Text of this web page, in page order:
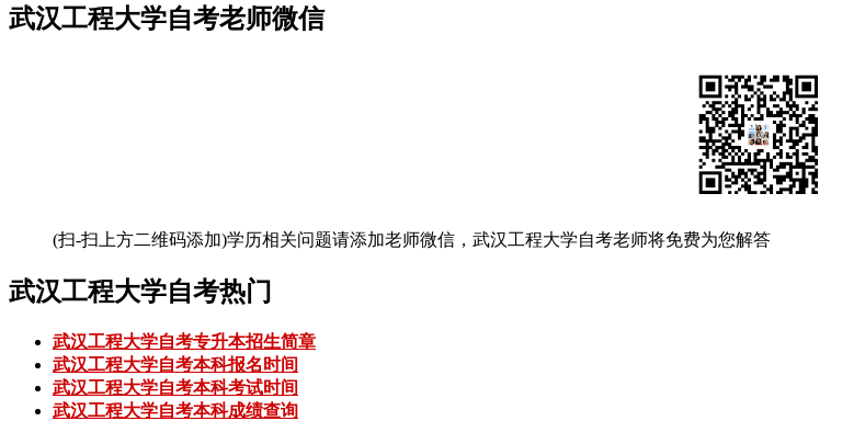
武汉工程大学自考老师微信
(扫-扫上方二维码添加)学历相关问题请添加老师微信，武汉工程大学自考老师将免费为您解答
武汉工程大学自考热门
武汉工程大学自考专升本招生简章
武汉工程大学自考本科报名时间
武汉工程大学自考本科考试时间
武汉工程大学自考本科成绩查询